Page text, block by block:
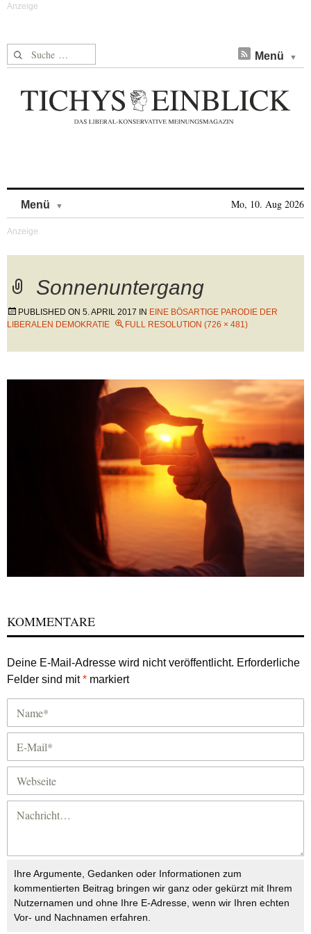
Suche nach: Menü
Menü Mo, 10. Aug 2026
Sonnenuntergang
PUBLISHED ON 5. APRIL 2017 IN EINE BÖSARTIGE PARODIE DER
LIBERALEN DEMOKRATIE
FULL RESOLUTION (726 × 481)
KOMMENTARE
Deine E-Mail-Adresse wird nicht veröffentlicht. Erforderliche
Felder sind mit* markiert
Ihre Argumente, Gedanken oder Informationen zum
kommentierten Beitrag bringen wir ganz oder gekürzt mit Ihrem
Nutzernamen und ohne Ihre E-Adresse, wenn wir Ihren echten
Vor- und Nachnamen erfahren.